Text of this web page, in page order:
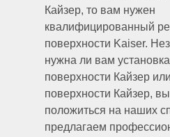
Кайзер, то вам нужен
квалифицированный
поверхности Kaiser.
нужна ли вам
поверхности Кайзер
поверхности Кайзер,
положиться на наших
предлагаем